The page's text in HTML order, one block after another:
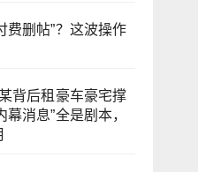
费删帖”？这波操作
背后租豪车豪宅撑
幕消息”全是剧本，